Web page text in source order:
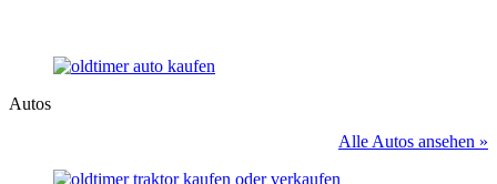
Autos
Alle Autos ansehen »